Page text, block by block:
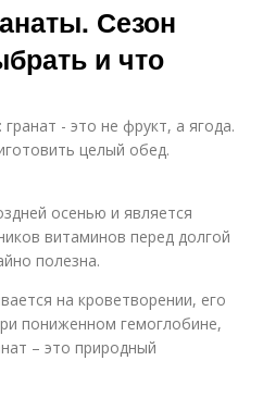
Сезон
и что
- это не фрукт, а ягода.
целый обед.
осенью и является
витаминов перед долгой
полезна.
на кроветворении, его
пониженном гемоглобине,
– это природный